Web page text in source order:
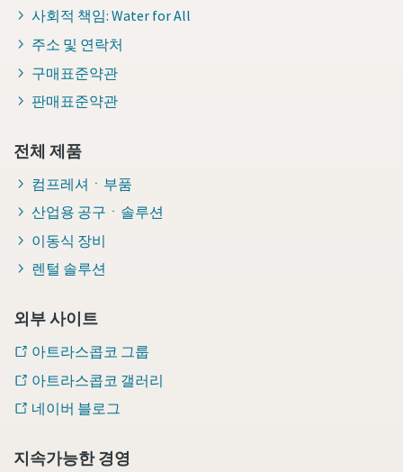
사회적 책임: Water for All
주소 및 연락처
구매표준약관
판매표준약관
전체 제품
컴프레셔ㆍ부품
산업용 공구ㆍ솔루션
이동식 장비
렌털 솔루션
외부 사이트
아트라스콥코 그룹
아트라스콥코 갤러리
네이버 블로그
지속가능한 경영